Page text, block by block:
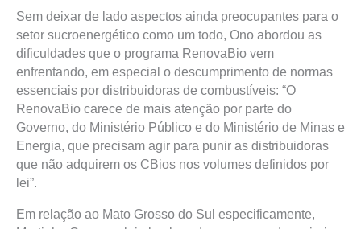
Sem deixar de lado aspectos ainda preocupantes para o
setor sucroenergético como um todo, Ono abordou as
dificuldades que o programa RenovaBio vem
enfrentando, em especial o descumprimento de normas
essenciais por distribuidoras de combustíveis: “O
RenovaBio carece de mais atenção por parte do
Governo, do Ministério Público e do Ministério de Minas e
Energia, que precisam agir para punir as distribuidoras
que não adquirem os CBios nos volumes definidos por
lei”.
Em relação ao Mato Grosso do Sul especificamente,